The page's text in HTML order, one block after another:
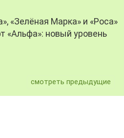
«Зелёная Марка» и «Роса»
«Альфа»: новый уровень
смотреть предыдущие